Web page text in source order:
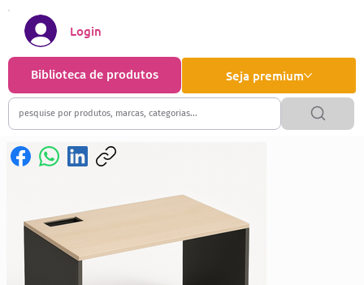
Seja premium
Biblioteca de produtos
Login